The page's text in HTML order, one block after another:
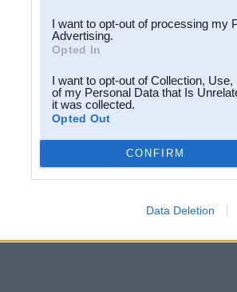
I want to opt-out of processing my
Advertising.
Opted In
I want to opt-out of Collection,
of my Personal Data that Is
it was collected.
Opted Out
CONFIRM
Data Deletion